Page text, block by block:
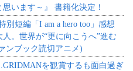
います～』 書籍化決定！
別短編「I am a hero too」感想
。世界が“更に向こうへ”進む
ンブック読切アニメ)
を観賞するも面白過ぎ